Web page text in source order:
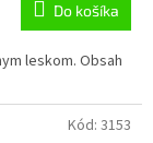
Do košíka
leskom. Obsah
Kód: 3153